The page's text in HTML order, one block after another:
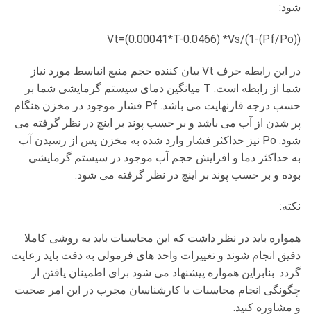
شود:
Vt=(0.00041*T-0.0466) *Vs/(1-(Pf/Po))
در این رابطه حرف Vt بیان کننده حجم منبع انباسط مورد نیاز
شما از رابطه است. T میانگین دمای سیستم گرمایشی شما بر
حسب درجه فارنهایت می باشد. Pf فشار موجود در مخزن هنگام
پر شدن از آب می باشد و بر حسب پوند بر اینچ در نظر گرفته می
شود. Po نیز حداکثر فشار وارد شده به مخزن پس از رسیدن آب
به حداکثر دما و افزایش حجم آب موجود در سیستم گرمایشی
بوده و بر حسب پوند بر اینچ در نظر گرفته می شود.
نکته:
همواره باید در نظر داشت که این محاسبات باید به روشی کاملا
دقیق انجام شوند و تغییرات واحد های فرمولی به دقت باید رعایت
گردد. بنابراین همواره پیشنهاد می شود برای اطمینان یافتن از
چگونگی انجام محاسبات با کارشناسان مجرب در این امر صحبت
و مشاوره کنید.